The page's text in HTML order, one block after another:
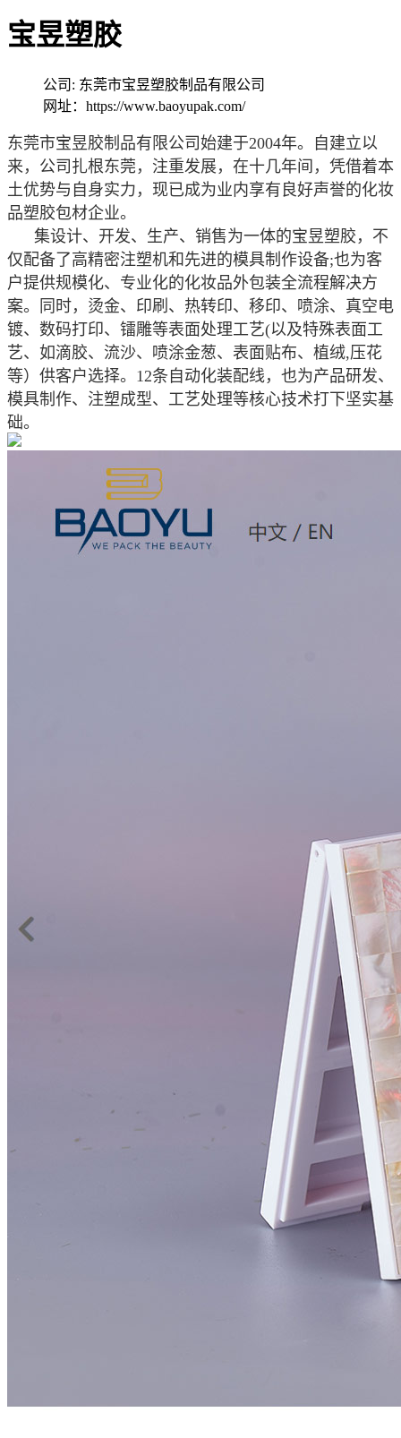
宝昱塑胶
公司: 东莞市宝昱塑胶制品有限公司
网址：https://www.baoyupak.com/
东莞市宝昱胶制品有限公司始建于2004年。自建立以
来，公司扎根东莞，注重发展，在十几年间，凭借着本
土优势与自身实力，现已成为业内享有良好声誉的化妆
品塑胶包材企业。
集设计、开发、生产、销售为一体的宝昱塑胶，不
仅配备了高精密注塑机和先进的模具制作设备;也为客
户提供规模化、专业化的化妆品外包装全流程解决方
案。同时，烫金、印刷、热转印、移印、喷涂、真空电
镀、数码打印、镭雕等表面处理工艺(以及特殊表面工
艺、如滴胶、流沙、喷涂金葱、表面贴布、植绒,压花
等）供客户选择。12条自动化装配线，也为产品研发、
模具制作、注塑成型、工艺处理等核心技术打下坚实基
础。